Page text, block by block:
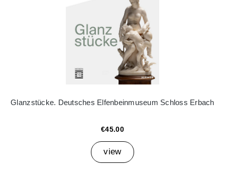
Glanzstücke. Deutsches Elfenbeinmuseum Schloss Erbach
€45.00
view